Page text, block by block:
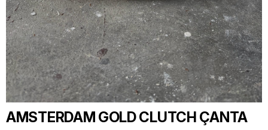
AMSTERDAM GOLD CLUTCH ÇANTA